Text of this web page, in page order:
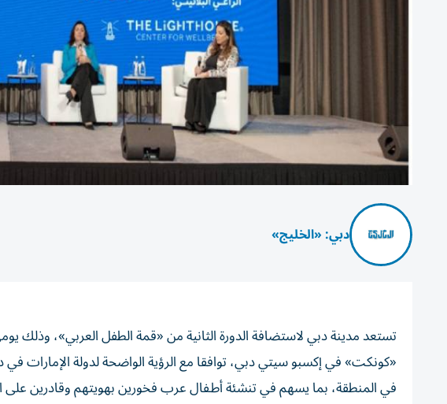
دبي: «الخليج»
«ﻛﻮﻧﻜﺖ» ﻓﻲ إﻛﺴﺒﻮ ﺳﯿﺘﻲ دﺑﻲ، ﺗﻮاﻓﻘﺎ ﻣﻊ اﻟﺮؤﯾﺔ اﻟﻮاﺿﺤﺔ ﻟﺪوﻟﺔ اﻹﻣﺎرات ﻓﻲ
ﻓﻲ اﻟﻤﻨﻄﻘﺔ، ﺑﻤﺎ ﯾﺴﮭﻢ ﻓﻲ ﺗﻨﺸﺌﺔ أطﻔﺎل ﻋﺮب ﻓﺨﻮرﯾﻦ ﺑﮭﻮﯾﺘﮭﻢ وﻗﺎدرﯾﻦ